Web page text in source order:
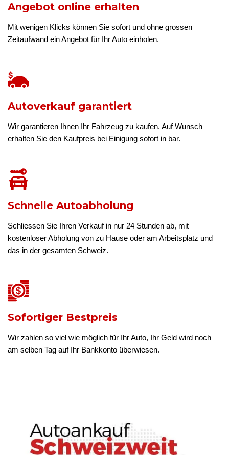
Angebot online erhalten
Mit wenigen Klicks können Sie sofort und ohne grossen
Zeitaufwand ein Angebot für Ihr Auto einholen.
Autoverkauf garantiert
Wir garantieren Ihnen Ihr Fahrzeug zu kaufen. Auf Wunsch
erhalten Sie den Kaufpreis bei Einigung sofort in bar.
Schnelle Autoabholung
Schliessen Sie Ihren Verkauf in nur 24 Stunden ab, mit
kostenloser Abholung von zu Hause oder am Arbeitsplatz und
das in der gesamten Schweiz.
Sofortiger Bestpreis
Wir zahlen so viel wie möglich für Ihr Auto, Ihr Geld wird noch
am selben Tag auf Ihr Bankkonto überwiesen.